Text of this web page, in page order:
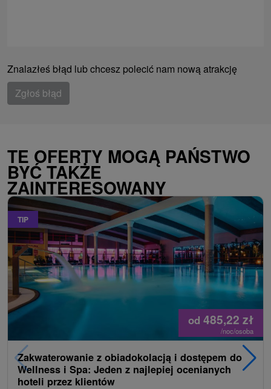
Znalazłeś błąd lub chcesz polecić nam nową atrakcję
Zgłoś błąd
TE OFERTY MOGĄ PAŃSTWO
BYĆ TAKŻE
ZAINTERESOWANY
TIP
od 485,22 zł
/noc/osoba
Zakwaterowanie z obiadokolacją i dostępem do
Wellness i Spa: Jeden z najlepiej ocenianych
hoteli przez klientów